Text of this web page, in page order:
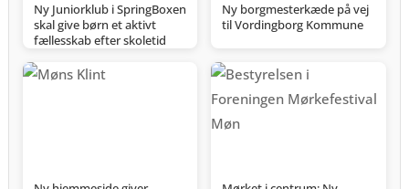
Ny Juniorklub i SpringBoxen
skal give børn et aktivt
fællesskab efter skoletid
Ny borgmesterkæde på vej
til Vordingborg Kommune